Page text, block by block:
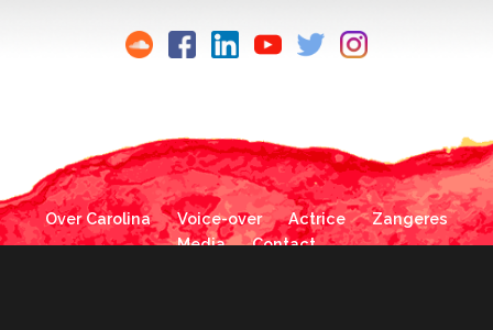
Over Carolina Voice-over Actrice
Zangeres
Media
Contact